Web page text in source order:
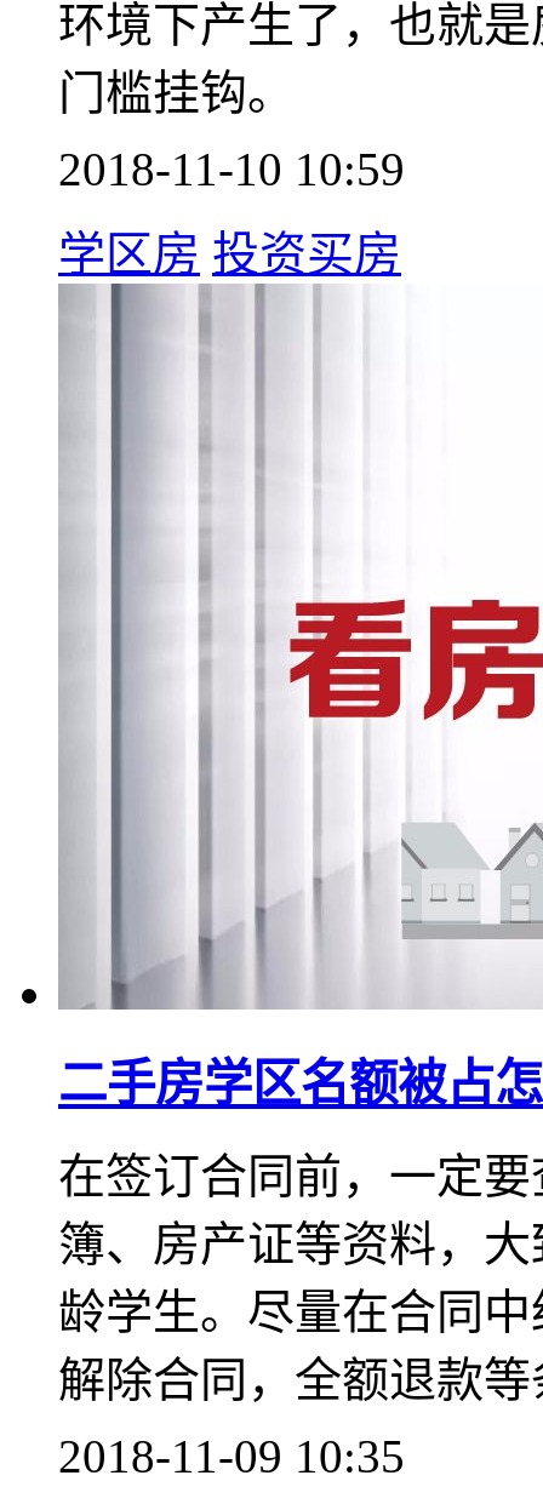
环境下产生了，也就
门槛挂钩。
2018-11-10 10:59
学区房 投资买房
二手房学区名额被占
在签订合同前，一定
簿、房产证等资料，
龄学生。尽量在合同
解除合同，全额退款
2018-11-09 10:35